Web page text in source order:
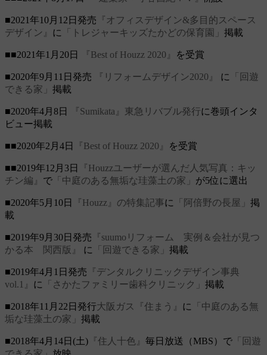
■2021年10月12日発売 『オフィスデザイン&多目的スペース
デザイン』 に 「トレジャーキッズたかどの保育園」 掲載
■■2021年1月20日 『Best of Houzz 2020』 を受賞
■2020年9月11日発売 『リフォームデザイン2020』 に
「回遊
できる家」 掲載
■2020年4月8日 『Sumikata』東急リバブル発行に巻頭インタ
ビュー掲載
■■2020年2月4日 『Best of Houzz 2020』 を受賞
■■2019年12月3日
『Houzzユーザーが選んだ人気写真：キッ
チン編』 で 「中庭のある無垢な珪藻土の家」 が5位に選出
■2020年5月10日 『Houzz』の特集記事に 「阿倍野の長屋」 掲
載
■2019年9月30日発売 『suumoリフォーム 実例＆会社が見つ
かる本 関西版』
に 「回遊できる家」 掲載
■2019年4月1日発売 『デンタルクリニックデザイン事典
vol.1』 に 「さかたファミリー歯科クリニック」 掲載
■2018年11月22日発行大阪ガス『住まう』 に
「中庭のある無
垢な珪藻土の家」 掲載
■2018年4月14日(土) 『住人十色』 毎日放送（MBS）で 「回遊